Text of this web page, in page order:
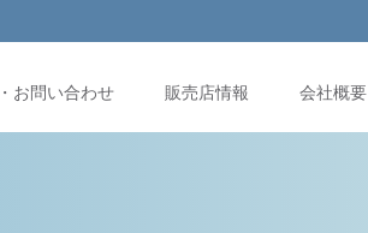
お問い合わせ 販売店情報 会社概要